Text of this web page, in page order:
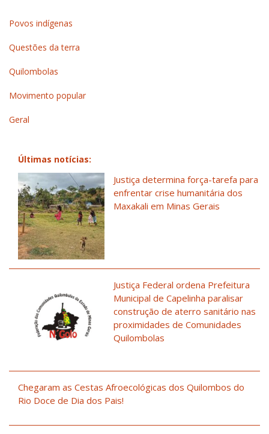
Povos indígenas
Questões da terra
Quilombolas
Movimento popular
Geral
Últimas notícias:
Justiça determina força-tarefa para
enfrentar crise humanitária dos
Maxakali em Minas Gerais
Justiça Federal ordena Prefeitura
Municipal de Capelinha paralisar
construção de aterro sanitário nas
proximidades de Comunidades
Quilombolas
Chegaram as Cestas Afroecológicas dos Quilombos do
Rio Doce de Dia dos Pais!